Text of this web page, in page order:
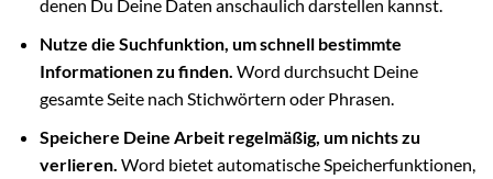
denen Du Deine Daten anschaulich darstellen kannst.
Nutze die Suchfunktion, um schnell bestimmte
Informationen zu finden. Word durchsucht Deine
gesamte Seite nach Stichwörtern oder Phrasen.
Speichere Deine Arbeit regelmäßig, um nichts zu
verlieren. Word bietet automatische Speicherfunktionen,